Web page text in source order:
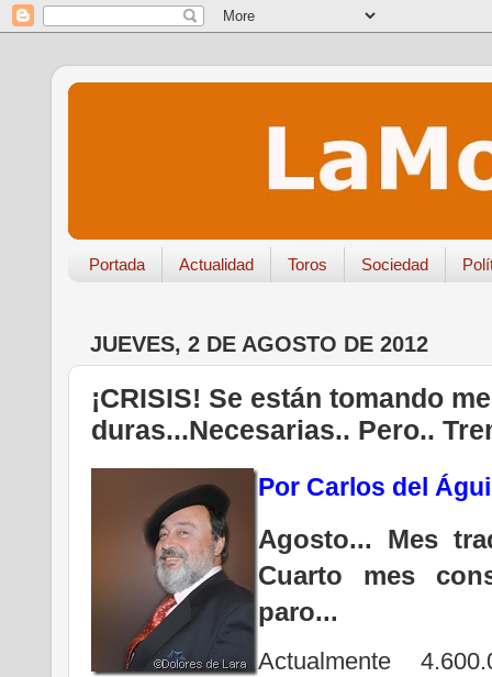
Portada Actualidad Toros Sociedad
JUEVES, 2 DE AGOSTO DE 2012
¡CRISIS! Se están tomando
duras...Necesarias.. Pero..
Por Carlos del
Agosto... Mes
Cuarto mes
paro...
Actualmente